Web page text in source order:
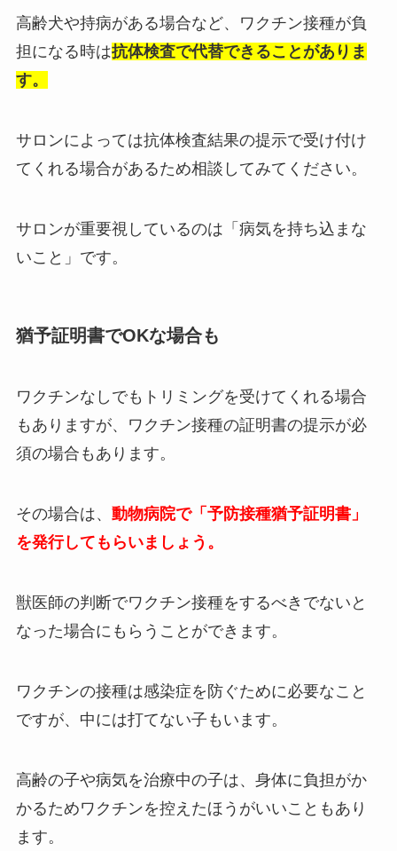
高齢犬や持病がある場合など、ワクチン接種が負
担になる時は抗体検査で代替できることがありま
す。
サロンによっては抗体検査結果の提示で受け付け
てくれる場合があるため相談してみてください。
サロンが重要視しているのは「病気を持ち込まな
いこと」です。
猶予証明書でOKな場合も
ワクチンなしでもトリミングを受けてくれる場合
もありますが、ワクチン接種の証明書の提示が必
須の場合もあります。
その場合は、 動物病院で「予防接種猶予証明書」
を発行してもらいましょう。
獣医師の判断でワクチン接種をするべきでないと
なった場合にもらうことができます。
ワクチンの接種は感染症を防ぐために必要なこと
ですが、中には打てない子もいます。
高齢の子や病気を治療中の子は、身体に負担がか
かるためワクチンを控えたほうがいいこともあり
ます。